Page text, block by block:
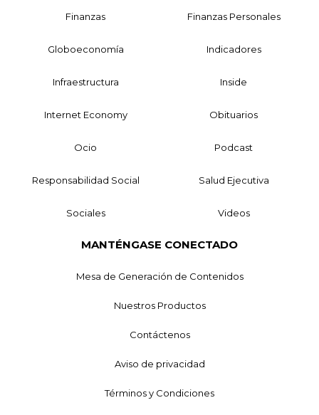
Finanzas Finanzas Personales
Globoeconomía Indicadores
Infraestructura Inside
Internet Economy Obituarios
Ocio Podcast
Responsabilidad Social Salud Ejecutiva
Sociales Videos
MANTÉNGASE CONECTADO
Mesa de Generación de Contenidos
Nuestros Productos
Contáctenos
Aviso de privacidad
Términos y Condiciones